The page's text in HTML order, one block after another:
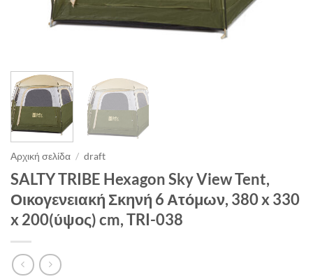
Αρχική σελίδα / draft
SALTY TRIBE Hexagon Sky View Tent,
Οικογενειακή Σκηνή 6 Ατόμων, 380 x 330
x 200(ύψος) cm, TRI-038